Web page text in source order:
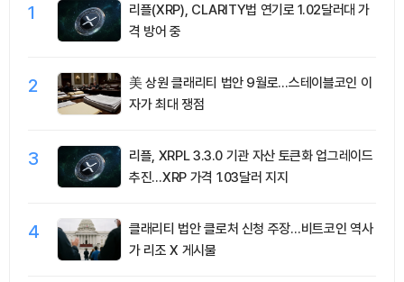
1
리플(XRP), CLARITY법 연기로 1.02달러대 가
격 방어 중
2
美 상원 클래리티 법안 9월로…스테이블코인 이
자가 최대 쟁점
3
리플, XRPL 3.3.0 기관 자산 토큰화 업그레이드
추진…XRP 가격 1.03달러 지지
4
클래리티 법안 클로처 신청 주장…비트코인 역사
가 리조 X 게시물